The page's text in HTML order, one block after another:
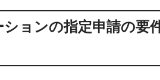
ョンの指定申請の要